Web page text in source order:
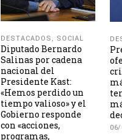
DESTACADOS , SOCIAL
Diputado Bernardo
Salinas por cadena
nacional del
Presidente Kast:
«Hemos perdido un
tiempo valioso» y el
Gobierno responde
con «acciones,
programas,